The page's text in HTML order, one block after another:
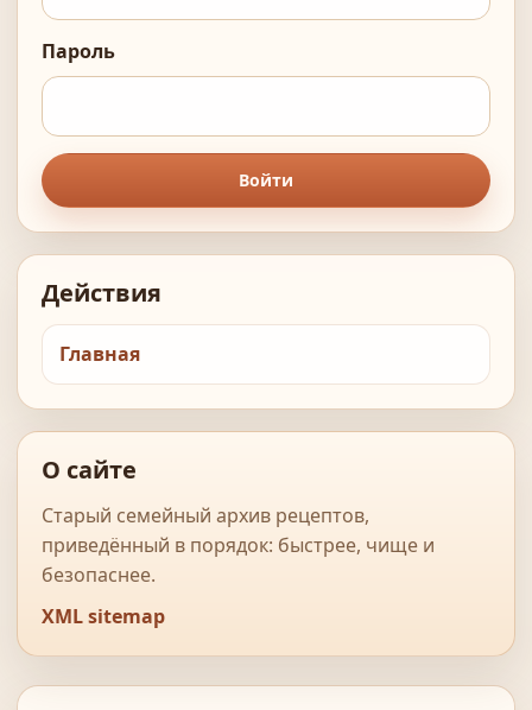
Пароль
Войти
Действия
Главная
О сайте
Старый семейный архив рецептов,
приведённый в порядок: быстрее, чище и
безопаснее.
XML sitemap